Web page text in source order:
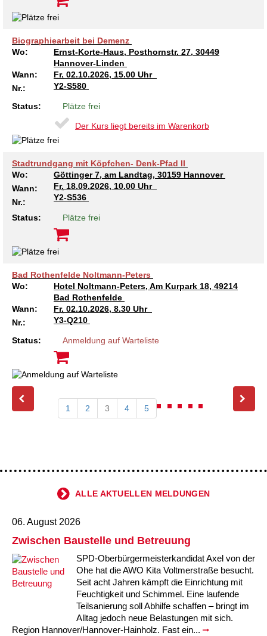
Biographiearbeit bei Demenz
Wo:
Ernst-Korte-Haus, Posthornstr. 27, 30449
Hannover-Linden
Wann:
Fr. 02.10.2026, 15.00 Uhr
Nr.:
Y2-S580
Status: Plätze frei
Der Kurs liegt bereits im Warenkorb
Stadtrundgang mit Köpfchen- Denk-Pfad II
Wo:
Göttinger 7, am Landtag, 30159 Hannover
Wann:
Fr. 18.09.2026, 10.00 Uhr
Nr.:
Y2-S536
Status: Plätze frei
Bad Rothenfelde Noltmann-Peters
Wo:
Hotel Noltmann-Peters, Am Kurpark 18, 49214
Bad Rothenfelde
Wann:
Fr. 02.10.2026, 8.30 Uhr
Nr.:
Y3-Q210
Status: Anmeldung auf Warteliste
1 2 3 4 5
ALLE AKTUELLEN MELDUNGEN
06. August 2026
Zwischen Baustelle und Betreuung
SPD-Oberbürgermeisterkandidat Axel von der
Ohe hat die AWO Kita Voltmerstraße besucht.
Seit acht Jahren kämpft die Einrichtung mit
Feuchtigkeit und Schimmel. Eine laufende
Teilsanierung soll Abhilfe schaffen – bringt im
Alltag jedoch neue Belastungen mit sich.
Region Hannover/Hannover-Hainholz. Fast ein...